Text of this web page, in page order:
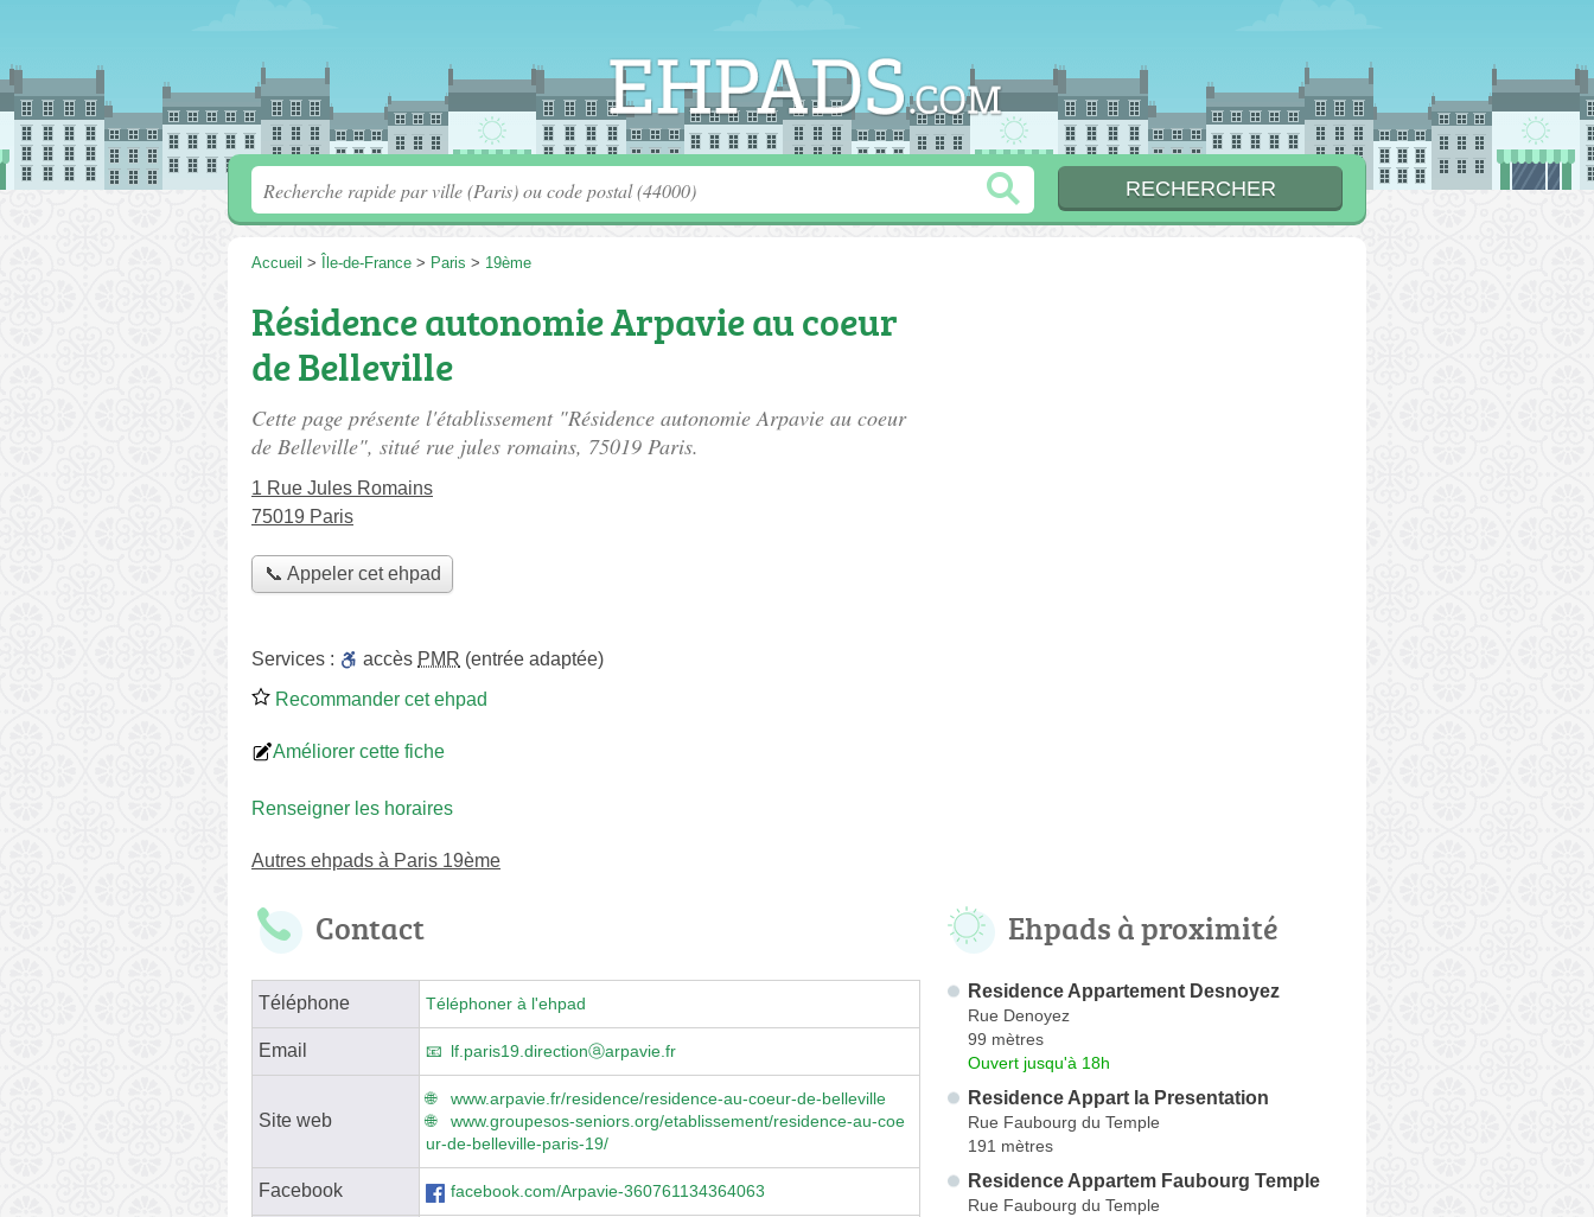
Accueil > Île-de-France > Paris > 19ème
Résidence autonomie Arpavie au coeur
de Belleville
Cette page présente l'établissement "Résidence autonomie Arpavie au coeur
de Belleville", situé rue jules romains, 75019 Paris.
1 Rue Jules Romains
75019 Paris
📞 Appeler cet ehpad
Services : accès PMR (entrée adaptée)
Recommander cet ehpad
Améliorer cette fiche
Renseigner les horaires
Autres ehpads à Paris 19ème
Contact
Téléphone Téléphoner à l'ehpad
Email lf.paris19.directionⓐarpavie.fr
Site web
www.arpavie.fr/residence/residence-au-coeur-de-belleville
www.groupesos-seniors.org/etablissement/residence-au-coe
ur-de-belleville-paris-19/
Facebook facebook.com/Arpavie-360761134364063
Ehpads à proximité
Residence Appartement Desnoyez
Rue Denoyez
99 mètres
Ouvert jusqu'à 18h
Residence Appart la Presentation
Rue Faubourg du Temple
191 mètres
Residence Appartem Faubourg Temple
Rue Faubourg du Temple